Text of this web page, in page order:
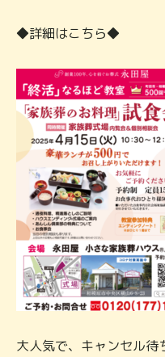
◆詳細はこちら◆
大人気で、キャンセル待